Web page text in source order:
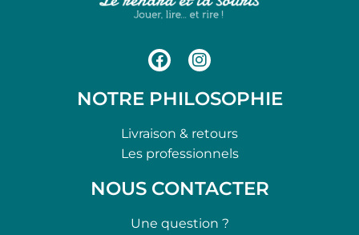
NOTRE PHILOSOPHIE
Livraison & retours
Les professionnels
NOUS CONTACTER
Une question ?